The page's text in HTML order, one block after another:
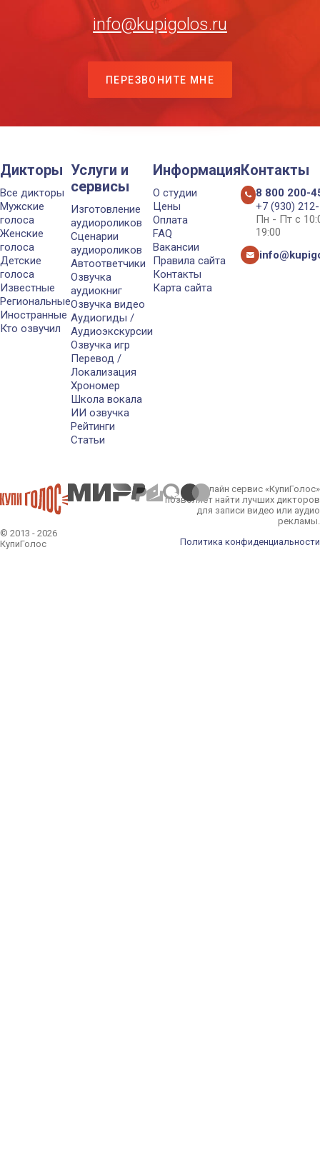
info@kupigolos.ru
ПЕРЕЗВОНИТЕ МНЕ
Дикторы
Все дикторы
Мужские
голоса
Женские
голоса
Детские
голоса
Известные
Региональные
Иностранные
Кто озвучил
Услуги и
сервисы
Изготовление
аудиороликов
Сценарии
аудиороликов
Автоответчики
Озвучка
аудиокниг
Озвучка видео
Аудиогиды /
Аудиоэкскурсии
Озвучка игр
Перевод /
Локализация
Хрономер
Школа вокала
ИИ озвучка
Рейтинги
Статьи
Информация
О студии
Цены
Оплата
FAQ
Вакансии
Правила сайта
Контакты
Карта сайта
Контакты
8 800 200-
+7 (930)
Пн - Пт с
19:00
© 2013 - 2026
КупиГолос
Онлайн сервис «КупиГолос»
позволяет найти лучших дикторов
для записи видео или аудио
рекламы.
Политика конфиденциальности